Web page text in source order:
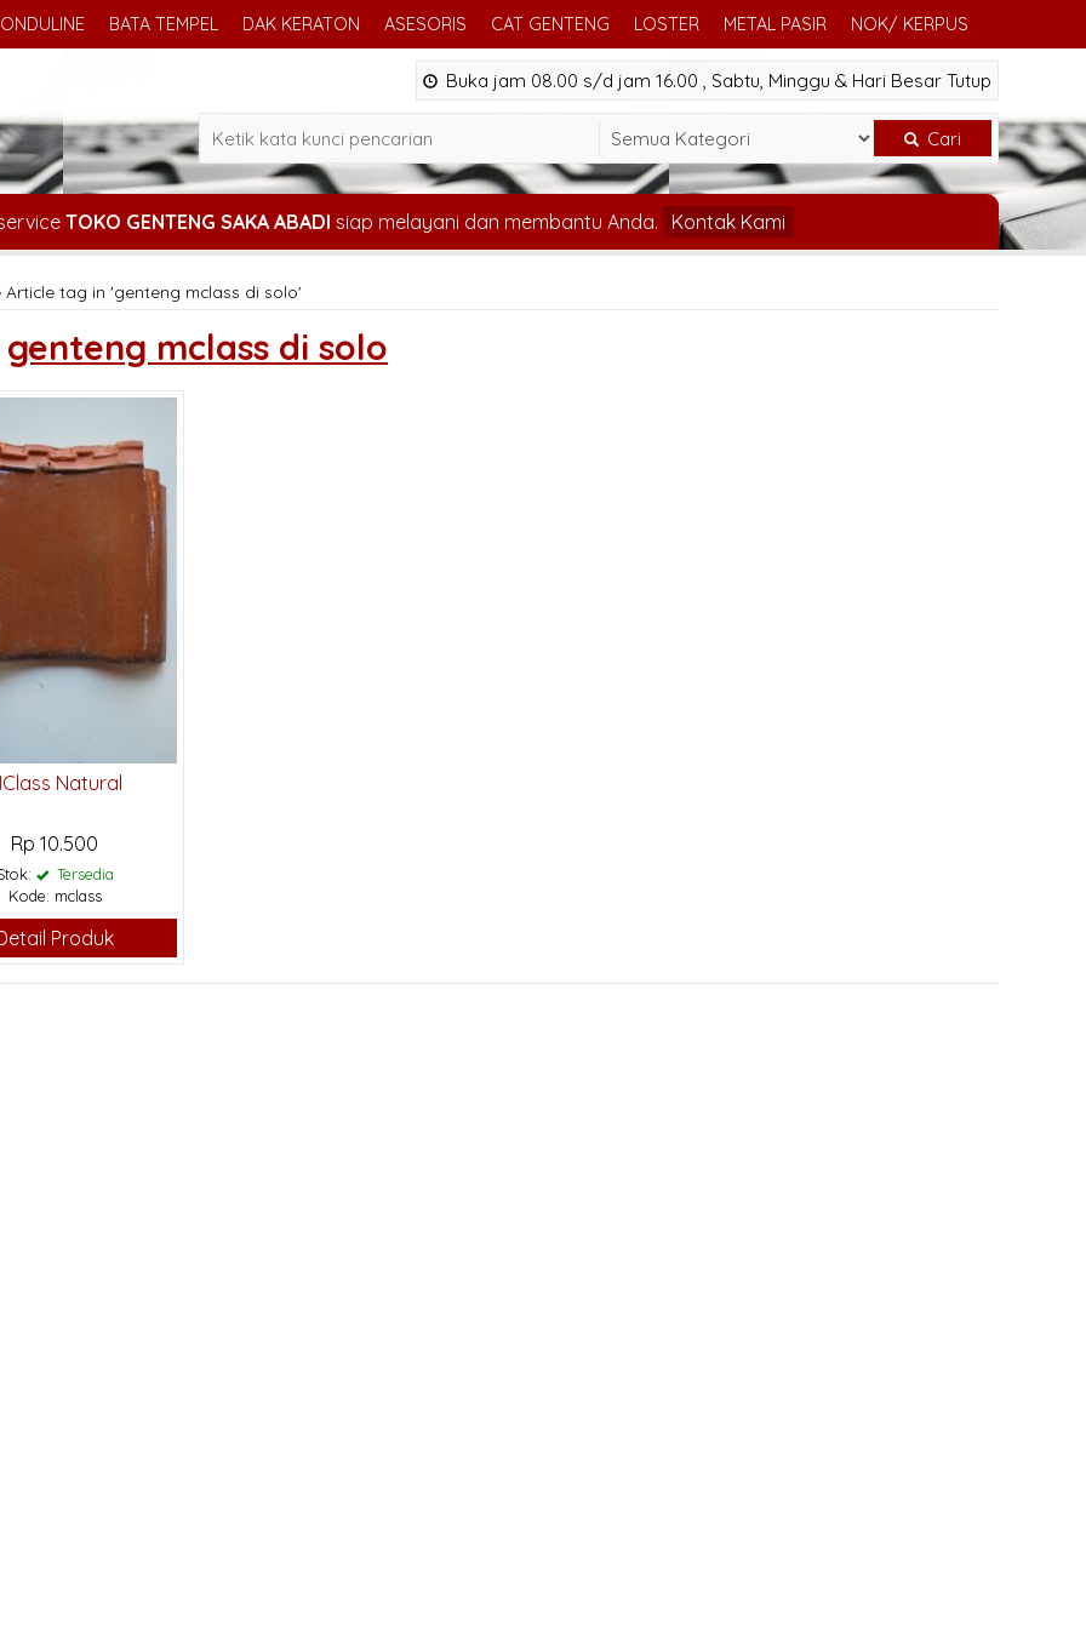
ONDULINE BATA TEMPEL DAK KERATON ASESORIS CAT GENTENG LOSTER METAL PASIR NOK/ KERPUS
Buka jam 08.00 s/d jam 16.00 , Sabtu, Minggu & Hari Besar Tutup
Cari
TOKO GENTENG SAKA ABADI siap melayani dan membantu Anda. Kontak Kami
Article tag in 'genteng mclass di solo'
genteng mclass di solo
Natural
Rp 10.500
Tersedia
Kode: mclass
Produk